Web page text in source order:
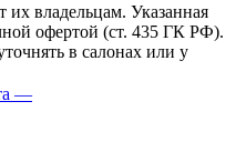
владельцам. Указанная
офертой (ст. 435 ГК РФ).
в салонах или у
—